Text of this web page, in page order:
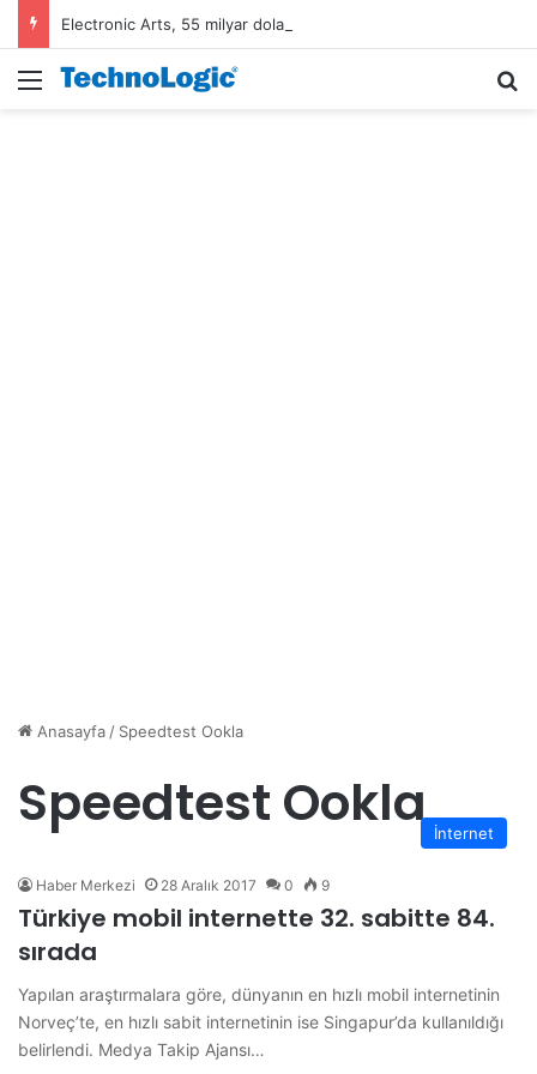
Menü
Anasayfa/ Speedtest Ookla
Speedtest Ookla İnternet
Haber Merkezi 28 Aralık 2017 0 9
Türkiye mobil internette 32. sabitte 84.
sırada
Yapılan araştırmalara göre, dünyanın en hızlı mobil internetinin
Norveç’te, en hızlı sabit internetinin ise Singapur’da kullanıldığı
belirlendi. Medya Takip Ajansı…